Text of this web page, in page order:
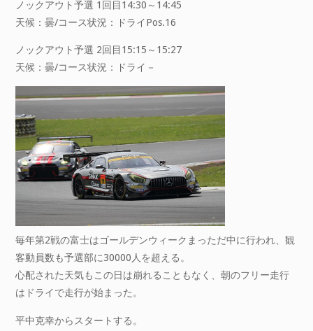
ノックアウト予選 1回目14:30～14:45
天候：曇/コース状況：ドライPos.16
ノックアウト予選 2回目15:15～15:27
天候：曇/コース状況：ドライ－
毎年第2戦の富士はゴールデンウィークまっただ中に行われ、観
客動員数も予選部に30000人を超える。
心配された天気もこの日は崩れることもなく、朝のフリー走行
はドライで走行が始まった。
平中克幸からスタートする。